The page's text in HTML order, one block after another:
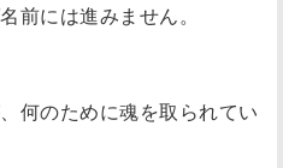
前には進みません。
何のために魂を取られてい